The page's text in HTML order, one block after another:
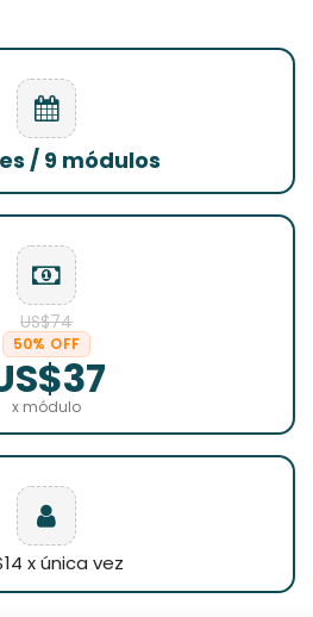
/ 9 módulos
US$74
50% OFF
x módulo
x única vez